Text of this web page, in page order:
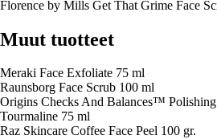
Florence by Mills Get That Grime Face
Muut tuotteet
Meraki Face Exfoliate 75 ml
Raunsborg Face Scrub 100 ml
Origins Checks And Balances™
Tourmaline 75 ml
Raz Skincare Coffee Face Peel 100 gr.